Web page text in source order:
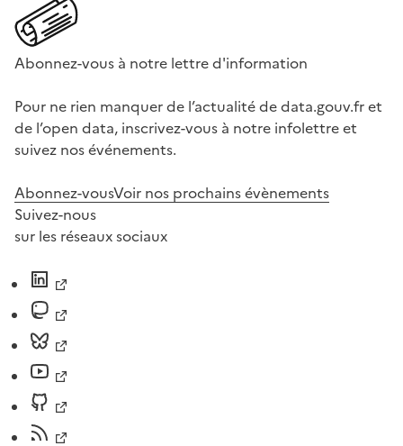
Abonnez-vous à notre lettre d'information
Pour ne rien manquer de l’actualité de data.gouv.fr et
de l’open data, inscrivez-vous à notre infolettre et
suivez nos événements.
Abonnez-vousVoir nos prochains évènements
Suivez-nous
sur les réseaux sociaux